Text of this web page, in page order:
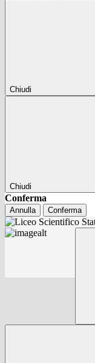
Chiudi
Chiudi
Conferma
Annulla Conferma